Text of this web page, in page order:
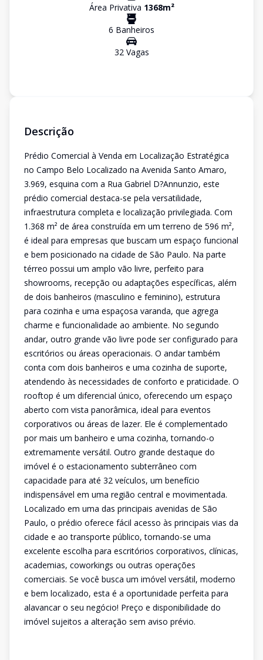
Área Privativa 1368m²
6 Banheiros
32Vagas
Descrição
Prédio Comercial à Venda em Localização Estratégica
no Campo Belo Localizado na Avenida Santo Amaro,
3.969, esquina com a Rua Gabriel D?Annunzio, este
prédio comercial destaca-se pela versatilidade,
infraestrutura completa e localização privilegiada. Com
1.368 m² de área construída em um terreno de 596 m²,
é ideal para empresas que buscam um espaço funcional
e bem posicionado na cidade de São Paulo. Na parte
térreo possui um amplo vão livre, perfeito para
showrooms, recepção ou adaptações específicas, além
de dois banheiros (masculino e feminino), estrutura
para cozinha e uma espaçosa varanda, que agrega
charme e funcionalidade ao ambiente. No segundo
andar, outro grande vão livre pode ser configurado para
escritórios ou áreas operacionais. O andar também
conta com dois banheiros e uma cozinha de suporte,
atendendo às necessidades de conforto e praticidade. O
rooftop é um diferencial único, oferecendo um espaço
aberto com vista panorâmica, ideal para eventos
corporativos ou áreas de lazer. Ele é complementado
por mais um banheiro e uma cozinha, tornando-o
extremamente versátil. Outro grande destaque do
imóvel é o estacionamento subterrâneo com
capacidade para até 32 veículos, um benefício
indispensável em uma região central e movimentada.
Localizado em uma das principais avenidas de São
Paulo, o prédio oferece fácil acesso às principais vias da
cidade e ao transporte público, tornando-se uma
excelente escolha para escritórios corporativos, clínicas,
academias, coworkings ou outras operações
comerciais. Se você busca um imóvel versátil, moderno
e bem localizado, esta é a oportunidade perfeita para
alavancar o seu negócio! Preço e disponibilidade do
imóvel sujeitos a alteração sem aviso prévio.